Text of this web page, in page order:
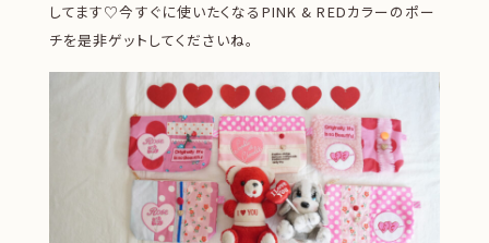
してます♡今すぐに使いたくなるPINK & REDカラーのポー
チを是非ゲットしてくださいね。